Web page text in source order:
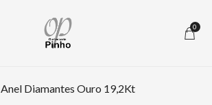
0
Anel Diamantes Ouro 19,2Kt